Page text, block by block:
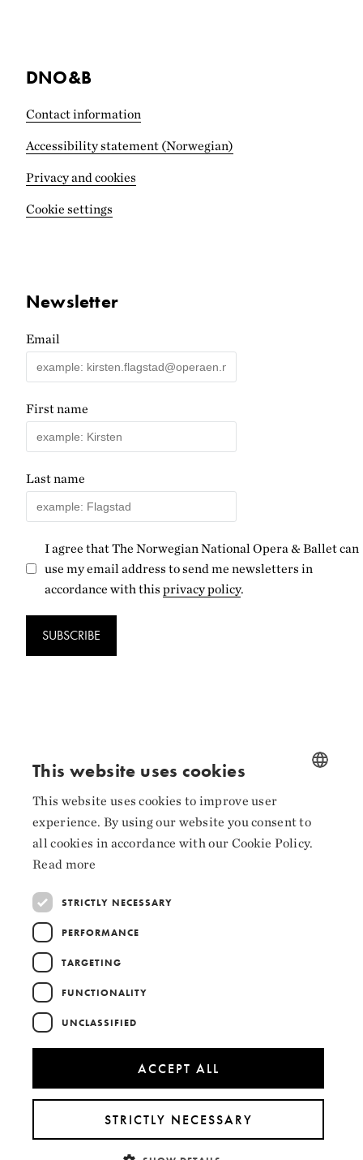
DNO&B
Contact information
Accessibility statement (Norwegian)
Privacy and cookies
Cookie settings
Newsletter
Email
First name
Last name
I agree that The Norwegian National Opera & Ballet can
use my email address to send me newsletters in
accordance with this privacy policy.
SUBSCRIBE
Instagram
Collaborators
NORWEGIAN
ENGLISH
This website uses cookies
This website uses cookies to improve user
experience. By using our website you consent to
all cookies in accordance with our Cookie Policy.
Read more
STRICTLY NECESSARY
PERFORMANCE
TARGETING
FUNCTIONALITY
UNCLASSIFIED
ACCEPT ALL
STRICTLY NECESSARY